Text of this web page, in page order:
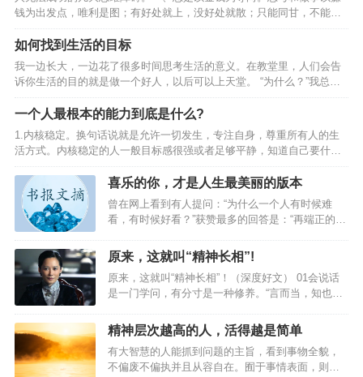
得深交呢？什么样的人值得深交？（深度好文）01
既能共…
想做，但必须要做工作，身体的各部分，就会感到
不安和无聊。反过来说，如果对于这种工作有兴
趣、愉快，工作效率不但高，身心也会感觉到十分
舒适。2、拖延世界上那些最容易的事情中，拖延时
间最不费力，也最能毁一个人。拖延是对生活本身
钱为出发点，唯利是图；有好处就上，没好处就散；只能同甘，不能共
苦；好汉不吃眼前亏，看眼前利益；急功近利，不考虑长远；缺乏助人
和啥得心态，没有责任感和使命感。忠告：用眼睛看到的叫视线，用眼
光看到的是未来；放眼长远，把握趋势，从长计议，赢在未来。记住，
一定把你的事业和趋势、社会责任、社会使命紧紧联系在一起。二、得
意不找退路，失意不找出路。得意之时，没有危机感，满足现状；有小
成功就粘粘自喜，自我满足和陶醉，停止进取，贪图享受或恣意挥霍，
不做…
如何找到生活的目标
我一边长大，一边花了很多时间思考生活的意义。在教堂里，人们会告
诉你生活的目的就是做一个好人，以后可以上天堂。 “为什么？”我总在
想。虽然，人人对于做一个好人才会拥有充实而有意义的生活这一点毫
无疑问。但这么做的关键是什么？你到底是为了什么而做这一切？ 为什
么是一个毫无意义的问题，为了回答“为什么”，我们总要无限循环地转圈
圈，因为我们总是重复地用另一个“为什么”来回答这个“为什么”。而只有
在你回答“因为这很有趣”或者“我喜欢这样”时，问题才真正结束。 但其
实，生活的目的在于享受生…
一个人最根本的能力到底是什么?
1.内核稳定。换句话说就是允许一切发生，专注自身，尊重所有人的生
活方式。内核稳定的人一般目标感很强或者足够平静，知道自己要什么
不要什么，做很多事情也就更加高效和完善；相反地，内核不稳定的人
容易毛躁，焦虑不安，遇到一点挫折，就把自己变得一蹶不振，给自己
施加不必要的压力，然后让自己变得不堪重负。2.一个冷知识：屏蔽力
是一个人最顶级的能力，任何消耗你的人和事，多看一眼都是你的不
对。3.很喜欢尼采的这段话：获得真正自由的方法是要学会自我控制。
如果情绪总是处于失控状态，就会被感情牵着鼻子走，丧失自由。所
以…
喜乐的你，才是人生最美丽的版本
曾在网上看到有人提问：“为什么一个人有时候难
看，有时候好看？”获赞最多的回答是：“再端正的容
伏。”一个人的容貌，有时候不仅取决于先天，也与
其情绪跟心态息息相关。01坏情绪，使人变丑我的
部门主管，是一个相貌普通、性格比较“闷”的女生。
刚认识不久，我就发现她非常喜欢“甩脸子”，脾气来
得飞快。有一次，我筛选完招聘简历，就问她“面试
时间确定在哪天”，谁知她瞥我一眼，拉着脸继续做
因为我俩工位离得很近，我发现她几乎每天都拉…
原来，这就叫“精神长相”!
原来，这就叫“精神长相”！（深度好文） 01会说话
是一门学问，有分寸是一种修养。“言而当，知也；
候说话是智慧，沉默的恰当也是一种智慧。知道怎
么说话，知道何时说话，知道不乱说话，是一种了
不得的软实力。子禽问墨子：“多说话有好处吗?”墨
子答道：“苍蝇、青蛙，白天黑夜叫个不停，叫得口
精神层次越高的人，活得越是简单
有大智慧的人能抓到问题的主旨，看到事物全貌，
不偏废不偏执并且从容自在。囿于事情表面，则犹